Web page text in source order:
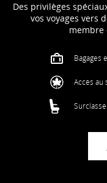
Des privilèges
vos voyages vers
membre
Bagages
Accès au